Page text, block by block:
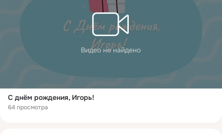
Видео не найдено
С днём рождения, Игорь!
64 просмотра